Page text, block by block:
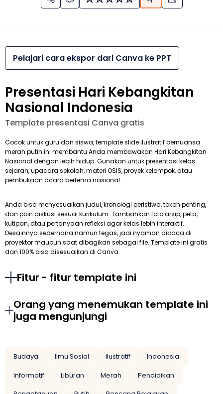
Pelajari cara ekspor dari Canva ke PPT
Presentasi Hari Kebangkitan
Nasional Indonesia
Template presentasi Canva gratis
Cocok untuk guru dan siswa, template slide ilustratif bernuansa
merah putih ini membantu Anda membawakan Hari Kebangkitan
Nasional dengan lebih hidup. Gunakan untuk presentasi kelas
sejarah, upacara sekolah, materi OSIS, proyek kelompok, atau
pembukaan acara bertema nasional.
Anda bisa menyesuaikan judul, kronologi peristiwa, tokoh penting,
dan poin diskusi sesuai kurikulum. Tambahkan foto arsip, peta,
kutipan, atau pertanyaan refleksi agar kelas lebih interaktif.
Desainnya sederhana namun tegas, jadi nyaman dibaca di
proyektor maupun saat dibagikan sebagai file. Template ini gratis
dan 100% bisa disesuaikan di Canva.
Fitur - fitur template ini
Orang yang menemukan template ini
juga mengunjungi
Budaya Ilmu Sosial Ilustratif
Indonesia
Informatif
Liburan Merah
Pendidikan